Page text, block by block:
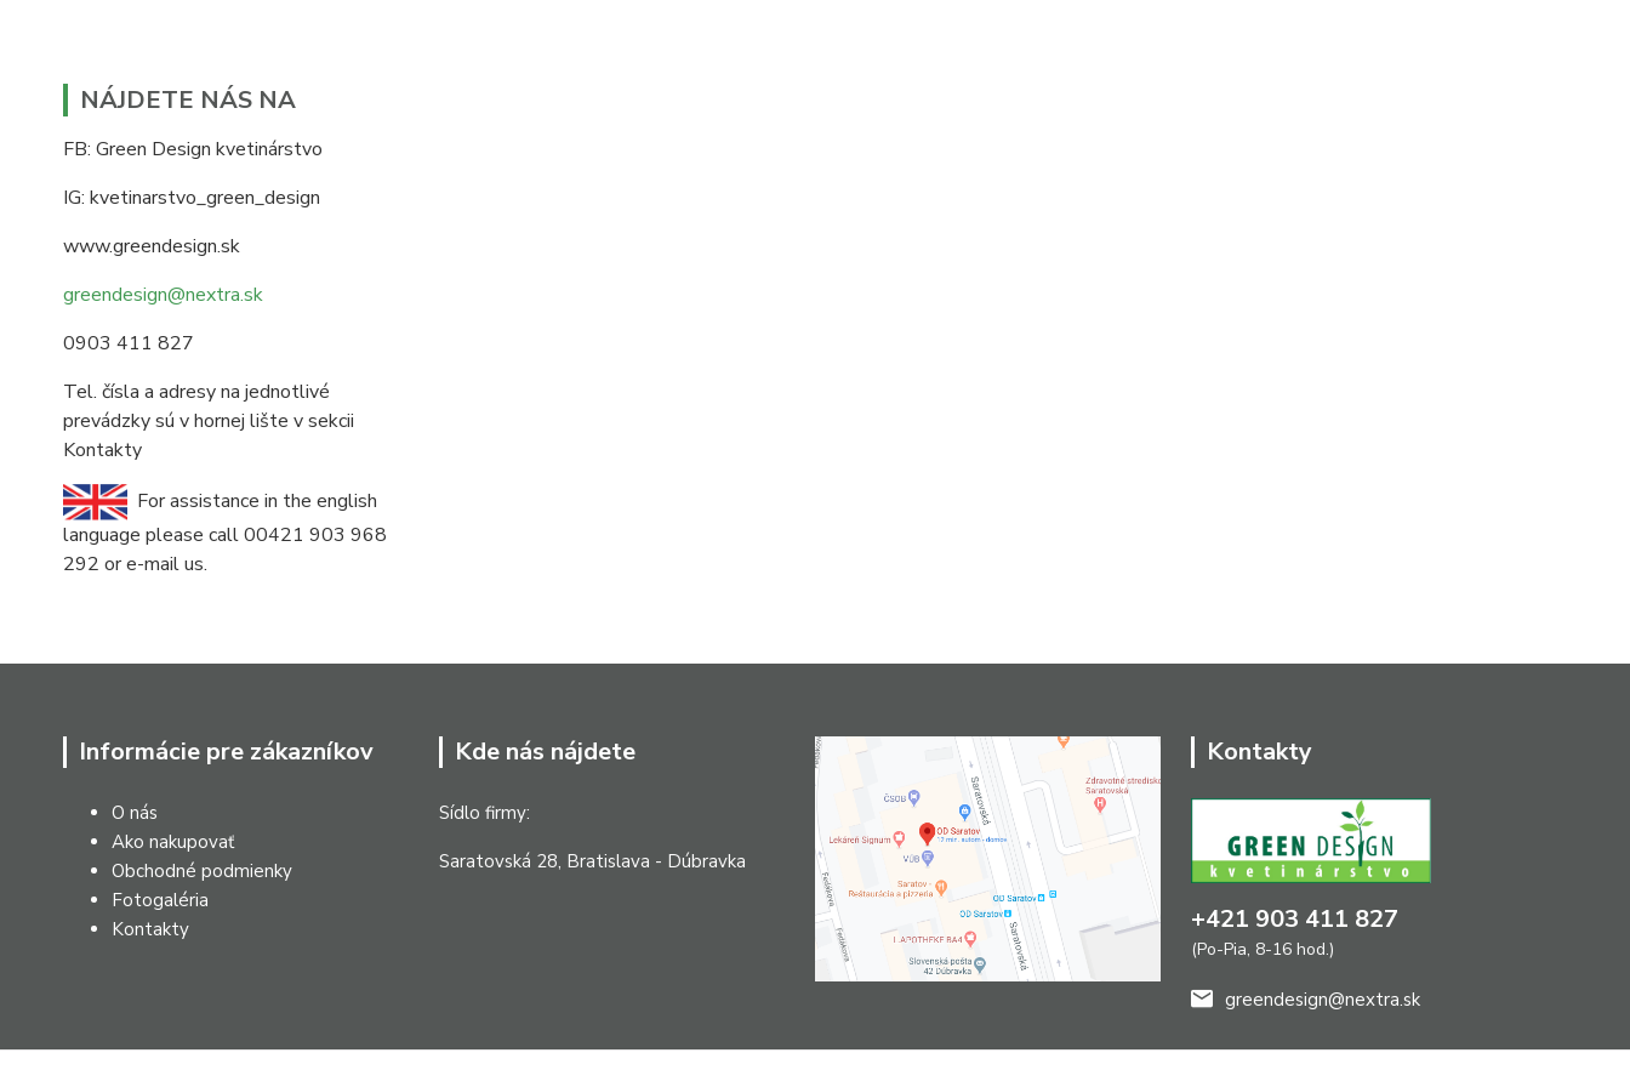
NÁJDETE NÁS NA
FB: Green Design kvetinárstvo
IG: kvetinarstvo_green_design
www.greendesign.sk
greendesign@nextra.sk
0903 411 827
Tel. čísla a adresy na jednotlivé
prevádzky sú v hornej lište v sekcii
Kontakty
For assistance in the english
language please call 00421 903 968
292 or e-mail us.
Informácie pre zákazníkov
O nás
Ako nakupovať
Obchodné podmienky
Fotogaléria
Kontakty
Kde nás nájdete
Sídlo firmy:
Saratovská 28, Bratislava - Dúbravka
Kontakty
+421 903 411 827
(Po-Pia, 8-16 hod.)
greendesign@nextra.sk